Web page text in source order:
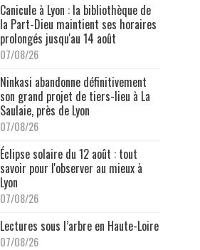
Canicule à Lyon : la bibliothèque de
la Part-Dieu maintient ses horaires
prolongés jusqu'au 14 août
07/08/26
Ninkasi abandonne définitivement
son grand projet de tiers-lieu à La
Saulaie, près de Lyon
07/08/26
Éclipse solaire du 12 août : tout
savoir pour l'observer au mieux à
Lyon
07/08/26
Lectures sous l’arbre en Haute-Loire
07/08/26